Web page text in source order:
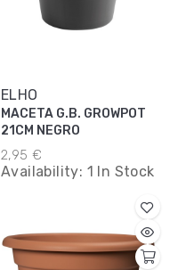
ELHO
MACETA G.B. GROWPOT
21CM NEGRO
2,95 €
Availability: 1 In Stock